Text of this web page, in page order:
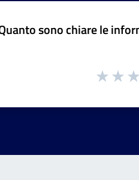
sono chiare le